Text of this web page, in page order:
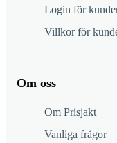
Login för
Villkor för
Om oss
Om Prisjakt
Vanliga frågor